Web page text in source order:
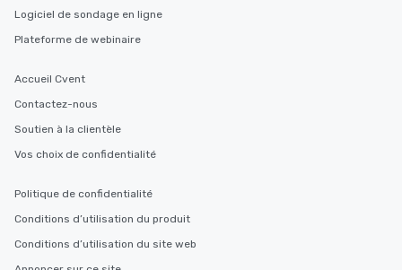
Logiciel de sondage en ligne
Plateforme de webinaire
Accueil Cvent
Contactez-nous
Soutien à la clientèle
Vos choix de confidentialité
Politique de confidentialité
Conditions d’utilisation du produit
Conditions d’utilisation du site web